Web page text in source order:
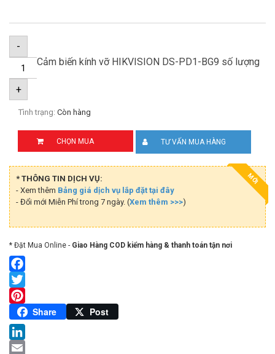
-
Cảm biến kính vỡ HIKVISION DS-PD1-BG9 số lượng
+
Tình trạng: Còn hàng
CHỌN MUA TƯ VẤN MUA HÀNG
MỚI
* THÔNG TIN DỊCH VỤ:
- Xem thêm Bảng giá dịch vụ lắp đặt tại đây
- Đổi mới Miễn Phí trong 7 ngày. (Xem thêm >>>)
* Đặt Mua Online - Giao Hàng COD kiểm hàng & thanh toán tận nơi
Facebook
Twitter
Pinterest
Share Post
LinkedIn